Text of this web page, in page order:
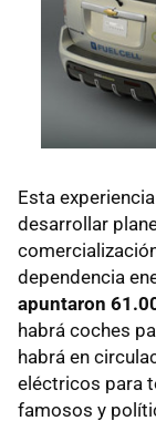
Esta
desarrollar
dependencia
apuntaron
habrá coches
habrá en
eléctricos para
famosos y